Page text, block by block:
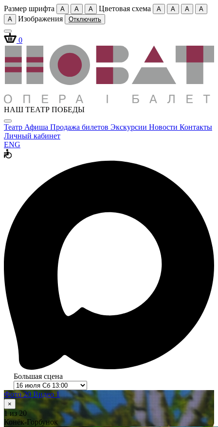
Размер шрифта A A A Цветовая схема A A A
A
A
Изображения Отключить
0
НАШ ТЕАТР ПОБЕДЫ
Театр Афиша Продажа билетов Экскурсии Новости Контакты
Личный кабинет
ENG
Большая сцена
Фото 20 Видео 1
×
1 из 20
Конёк-Горбунок